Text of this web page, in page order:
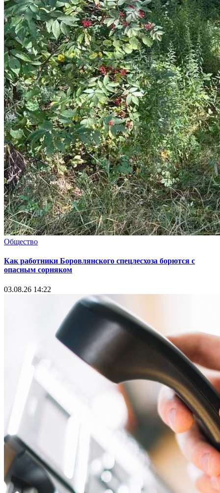
Общество
Как работники Боровлянского спецлесхоза борются с
опасным сорняком
03.08.26 14:22